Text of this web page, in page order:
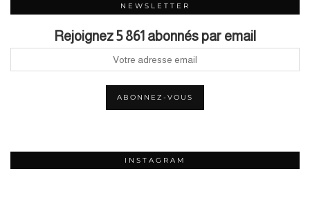
NEWSLETTER
Rejoignez 5 861 abonnés par email
INSTAGRAM